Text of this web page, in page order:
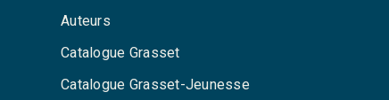
Auteurs
Catalogue Grasset
Catalogue Grasset-Jeunesse